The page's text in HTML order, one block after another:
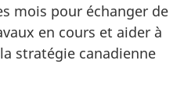
mois pour échanger de
en cours et aider à
stratégie canadienne